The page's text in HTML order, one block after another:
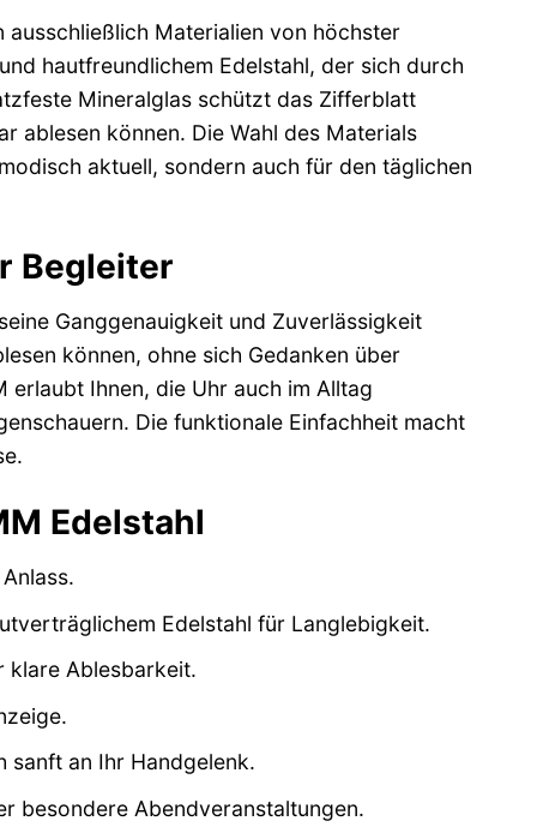
Materialien von höchster
hautfreundlichem Edelstahl, der sich durch
Mineralglas schützt das Zifferblatt
ablesen können. Die Wahl des Materials
aktuell, sondern auch für den täglichen
Begleiter
Ganggenauigkeit und Zuverlässigkeit
können, ohne sich Gedanken über
erlaubt Ihnen, die Uhr auch im Alltag
Die funktionale Einfachheit macht
Edelstahl
Edelstahl für Langlebigkeit.
klare Ablesbarkeit.
sanft an Ihr Handgelenk.
besondere Abendveranstaltungen.